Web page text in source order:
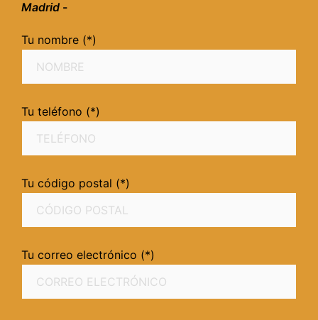
Madrid -
Tu nombre (*)
Tu teléfono (*)
Tu código postal (*)
Tu correo electrónico (*)